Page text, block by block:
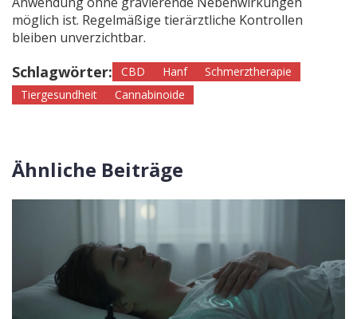
möglich ist. Regelmäßige tierärztliche Kontrollen
bleiben unverzichtbar.
Schlagwörter: CBD Hanf
Schmerztherapie
Tiergesundheit
Cannabinoide
Ähnliche Beiträge